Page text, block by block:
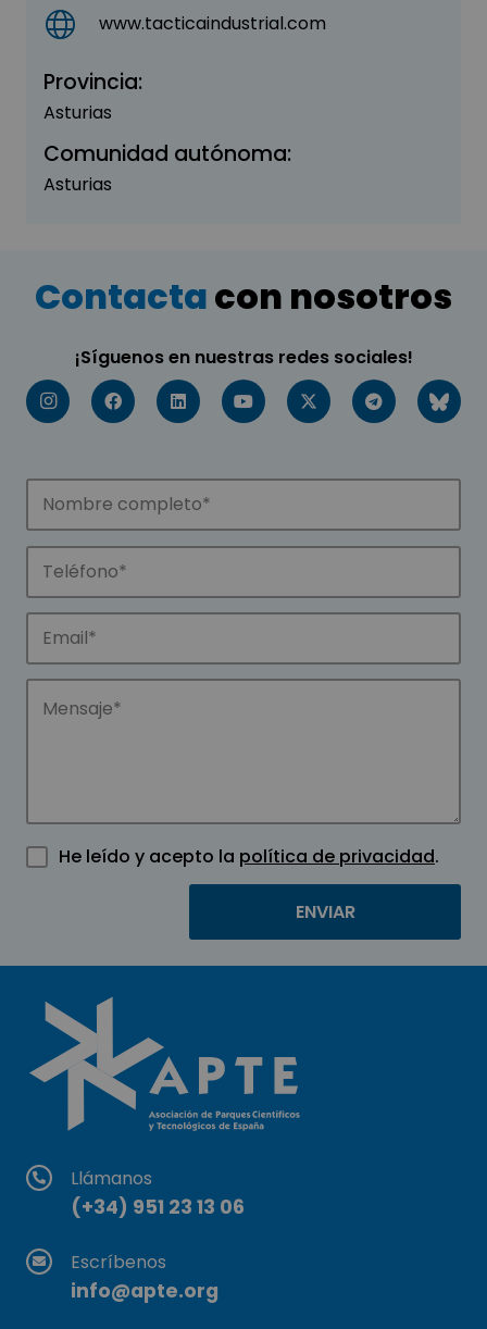
www.tacticaindustrial.com
Provincia:
Asturias
Comunidad autónoma:
Asturias
Contactacon nosotros
¡Síguenos en nuestras redes sociales!
He leído y acepto la política de privacidad.
Llámanos
(+34) 951 23 13 06
Escríbenos
info@apte.org